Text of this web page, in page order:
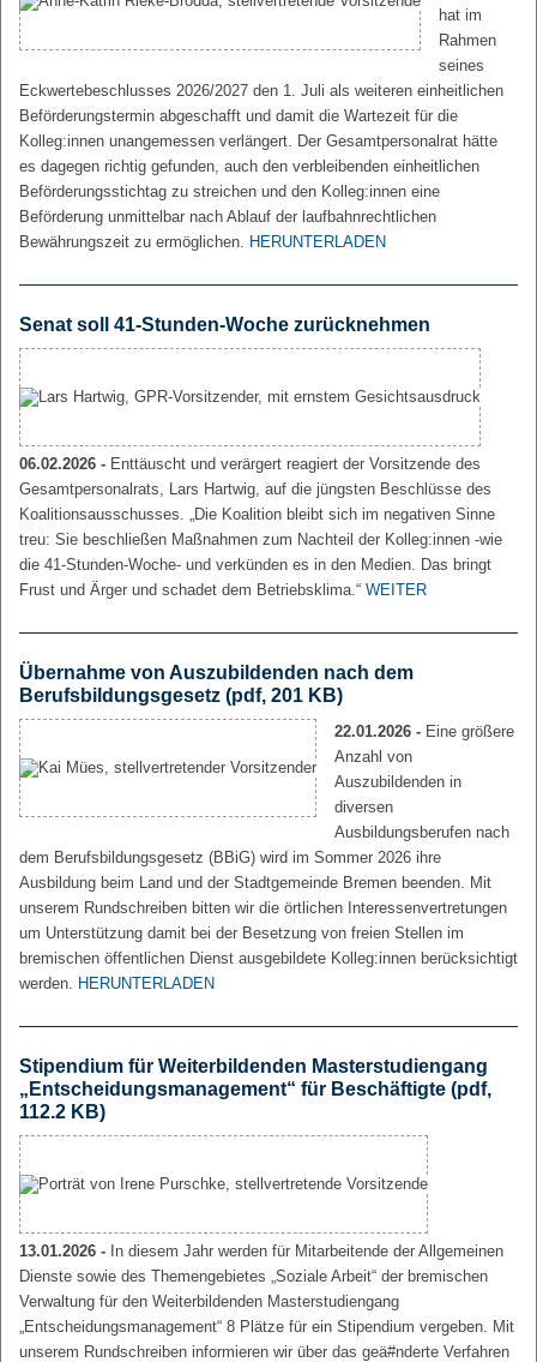
hat im
Rahmen
seines
Eckwertebeschlusses 2026/2027 den 1. Juli als weiteren einheitlichen
Beförderungstermin abgeschafft und damit die Wartezeit für die
Kolleg:innen unangemessen verlängert. Der Gesamtpersonalrat hätte
es dagegen richtig gefunden, auch den verbleibenden einheitlichen
Beförderungsstichtag zu streichen und den Kolleg:innen eine
Beförderung unmittelbar nach Ablauf der laufbahnrechtlichen
Bewährungszeit zu ermöglichen. HERUNTERLADEN
Senat soll 41-Stunden-Woche zurücknehmen
06.02.2026 - Enttäuscht und verärgert reagiert der Vorsitzende des
Gesamtpersonalrats, Lars Hartwig, auf die jüngsten Beschlüsse des
Koalitionsausschusses. „Die Koalition bleibt sich im negativen Sinne
treu: Sie beschließen Maßnahmen zum Nachteil der Kolleg:innen -wie
die 41-Stunden-Woche- und verkünden es in den Medien. Das bringt
Frust und Ärger und schadet dem Betriebsklima.“ WEITER
Übernahme von Auszubildenden nach dem
Berufsbildungsgesetz (pdf, 201 KB)
22.01.2026 - Eine größere
Anzahl von
Auszubildenden in
diversen
Ausbildungsberufen nach
dem Berufsbildungsgesetz (BBiG) wird im Sommer 2026 ihre
Ausbildung beim Land und der Stadtgemeinde Bremen beenden. Mit
unserem Rundschreiben bitten wir die örtlichen Interessenvertretungen
um Unterstützung damit bei der Besetzung von freien Stellen im
bremischen öffentlichen Dienst ausgebildete Kolleg:innen berücksichtigt
werden. HERUNTERLADEN
Stipendium für Weiterbildenden Masterstudiengang
„Entscheidungsmanagement“ für Beschäftigte (pdf,
112.2 KB)
13.01.2026 - In diesem Jahr werden für Mitarbeitende der Allgemeinen
Dienste sowie des Themengebietes „Soziale Arbeit“ der bremischen
Verwaltung für den Weiterbildenden Masterstudiengang
„Entscheidungsmanagement“ 8 Plätze für ein Stipendium vergeben. Mit
unserem Rundschreiben informieren wir über das geä#nderte Verfahren